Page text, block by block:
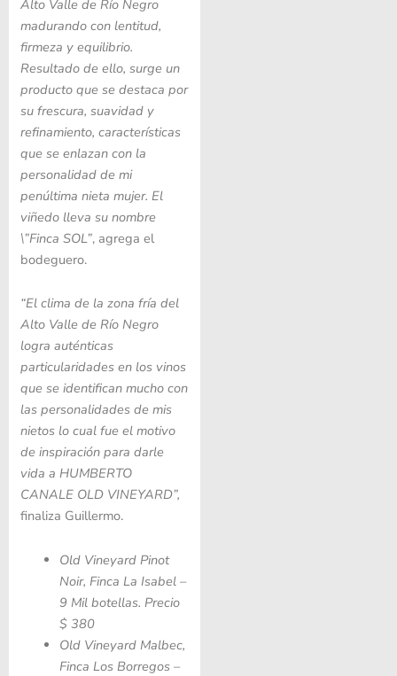
Alto Valle de Río Negro
madurando con lentitud,
firmeza y equilibrio.
Resultado de ello, surge un
producto que se destaca por
su frescura, suavidad y
refinamiento, características
que se enlazan con la
personalidad de mi
penúltima nieta mujer. El
viñedo lleva su nombre
\”Finca SOL”, agrega el
bodeguero.
“El clima de la zona fría del
Alto Valle de Río Negro
logra auténticas
particularidades en los vinos
que se identifican mucho con
las personalidades de mis
nietos lo cual fue el motivo
de inspiración para darle
vida a HUMBERTO
CANALE OLD VINEYARD”,
finaliza Guillermo.
Old Vineyard Pinot
Noir, Finca La Isabel –
9 Mil botellas. Precio
$ 380
Old Vineyard Malbec,
Finca Los Borregos –